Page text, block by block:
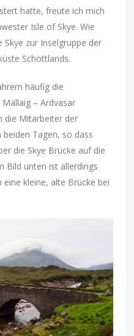
hatte, freute ich mich
Isle of Skye. Wie
zur Inselgruppe der
Schottlands.
häufig die
– Ardvasar
die Mitarbeiter der
Tagen, so dass
die Skye Brücke auf die
Bild unten ist allerdings
kleine, alte Brücke bei